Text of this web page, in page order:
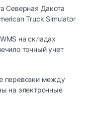
Северная Дакота
Truck Simulator
на складах
точный учет
перевозки между
на электронные